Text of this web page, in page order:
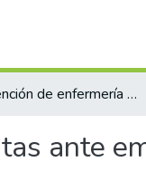
Intervención de enfermería para la preparación y respuestas ante emergencias y desastres, en el Barrio San Martín, Valledupar, 2025
ante